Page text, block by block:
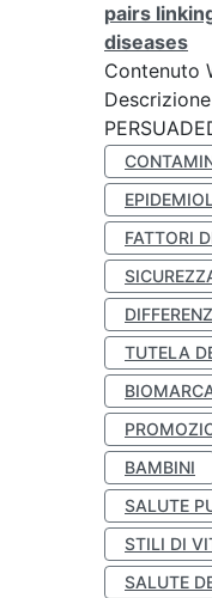
pairs
diseases
Contenuto
FATTORI
TUTELA
BAMBINI
SALUTE
STILI DI
SALUTE